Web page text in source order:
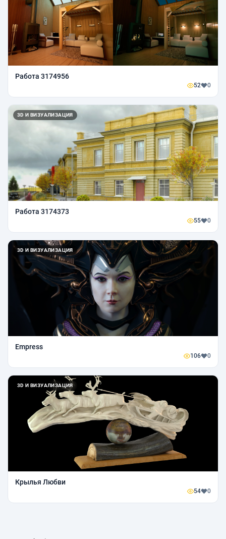
Работа 3174956
52 0
3D И ВИЗУАЛИЗАЦИЯ
Работа 3174373
55 0
3D И ВИЗУАЛИЗАЦИЯ
Empress
106 0
3D И ВИЗУАЛИЗАЦИЯ
Крылья Любви
54 0